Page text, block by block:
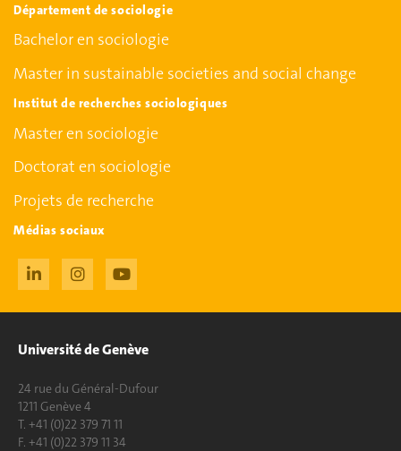
Département de sociologie
Bachelor en sociologie
Master in sustainable societies and social change
Institut de recherches sociologiques
Master en sociologie
Doctorat en sociologie
Projets de recherche
Médias sociaux
Université de Genève
24 rue du Général-Dufour
1211 Genève 4
T. +41 (0)22 379 71 11
F. +41 (0)22 379 11 34